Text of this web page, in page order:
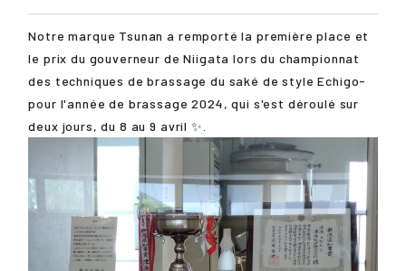
Notre marque Tsunan a remporté la première place et
le prix du gouverneur de Niigata lors du championnat
des techniques de brassage du saké de style Echigo-
pour l'année de brassage 2024, qui s'est déroulé sur
deux jours, du 8 au 9 avril ✨.